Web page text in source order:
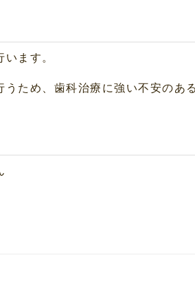
ます。
ため、歯科治療に強い不安のあ